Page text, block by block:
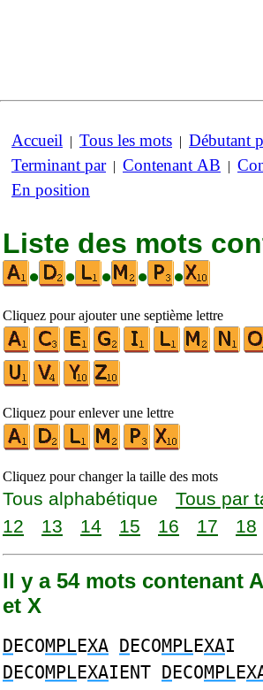
Accueil | Tous les mots | Débutant
Terminant par| Contenant AB |
En position
Liste des mots
•
• • • •
Cliquez pour ajouter une septième lettre
Cliquez pour enlever une lettre
Cliquez pour changer la taille des mots
Tous alphabétique Tous par
12
13 14 15 16 17 18
Il y a 54 mots contenant
et X
DECOMPLEXA DECOMPLEXAI
DECOMPLEXAIENT DECOMPLE